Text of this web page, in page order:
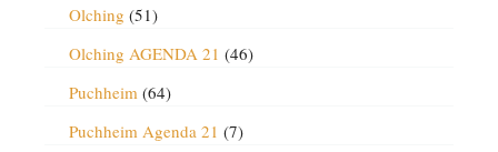
Olching (51)
Olching AGENDA 21 (46)
Puchheim (64)
Puchheim Agenda 21 (7)